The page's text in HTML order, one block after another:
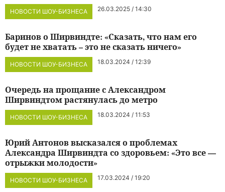
НОВОСТИ ШОУ-БИЗНЕСА 26.03.2025 / 14:30
НОВОСТИ ШОУ-БИЗНЕСА 18.03.2024 / 12:39
Баринов о Ширвиндте: «Сказать, что нам его
будет не хватать – это не сказать ничего»
НОВОСТИ ШОУ-БИЗНЕСА 18.03.2024 / 11:53
Очередь на прощание с Александром
Ширвиндтом растянулась до метро
НОВОСТИ ШОУ-БИЗНЕСА 17.03.2024 / 19:20
Юрий Антонов высказался о проблемах
Александра Ширвиндта со здоровьем: «Это все —
отрыжки молодости»